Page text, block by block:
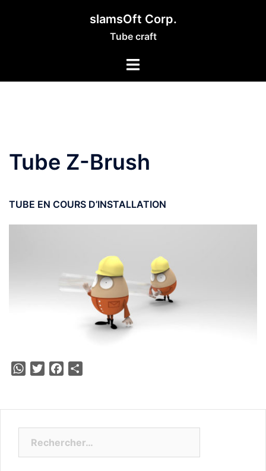
slamsOft Corp.
Tube craft
Tube Z-Brush
TUBE EN COURS D’INSTALLATION
WhatsApp
TwitterFacebook